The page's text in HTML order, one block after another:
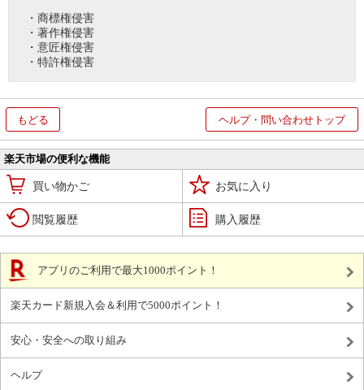
・商標権侵害
・著作権侵害
・意匠権侵害
・特許権侵害
もどる ヘルプ・問い合わせトップ
楽天市場の便利な機能
買い物かご お気に入り
閲覧履歴 購入履歴
アプリのご利用で最大1000ポイント！
楽天カード新規入会＆利用で5000ポイント！
安心・安全への取り組み
ヘルプ